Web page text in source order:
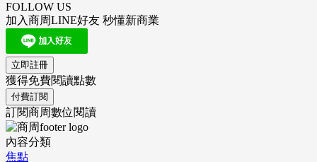
FOLLOW US
加入商周LINE好友 秒懂新商業
立即註冊
獲得免費閱讀點數
付費訂閱
訂閱商周數位閱讀
內容分類
焦點